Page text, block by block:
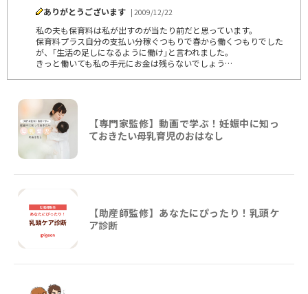
ありがとうございます | 2009/12/22
私の夫も保育料は私が出すのが当たり前だと思っています。
保育料プラス自分の支払い分稼ぐつもりで春から働くつもりでした
が、｢生活の足しになるように働け｣と言われました。
きっと働いても私の手元にお金は残らないでしょう…
【専門家監修】動画で学ぶ！妊娠中に知っ
ておきたい母乳育児のおはなし
【助産師監修】あなたにぴったり！乳頭ケ
ア診断